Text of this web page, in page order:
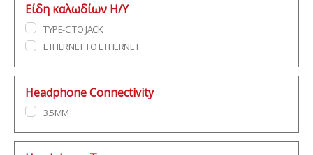
Είδη καλωδίων Η/Υ
TYPE-C TO JACK
ETHERNET TO ETHERNET
Headphone Connectivity
3.5MM